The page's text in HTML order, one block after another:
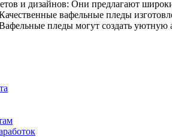
и дизайнов: Они предлагают
вафельные пледы
пледы могут создать